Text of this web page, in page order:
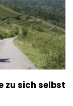
zu sich selbst